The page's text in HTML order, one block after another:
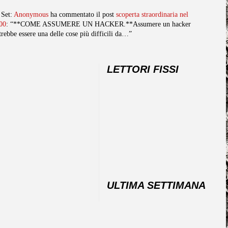
Anonymous ha commentato il post scoperta straordinaria nel
: “**COME ASSUMERE UN HACKER.**Assumere un hacker
essere una delle cose più difficili da…”
LETTORI FISSI
ULTIMA SETTIMANA